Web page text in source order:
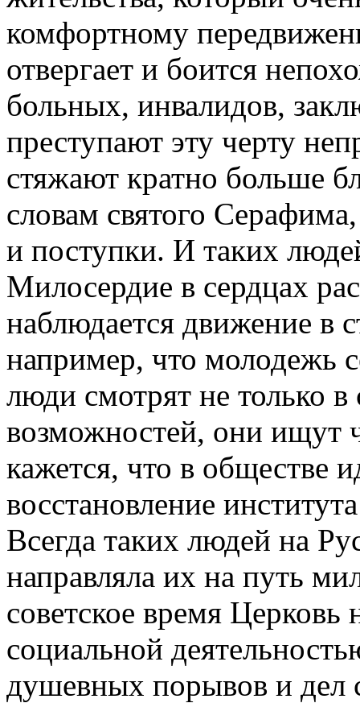
комфортному
отвергает и боится
больных, инвалидов,
преступают эту черту
стяжают кратно больше
словам святого
и поступки. И таких
Милосердие в сердцах
наблюдается движение в
например, что молодежь
люди смотрят не только
возможностей, они ищут
кажется, что в обществе
восстановление
Всегда таких людей на
направляла их на путь
советское время Церковь
социальной
душевных порывов и дел